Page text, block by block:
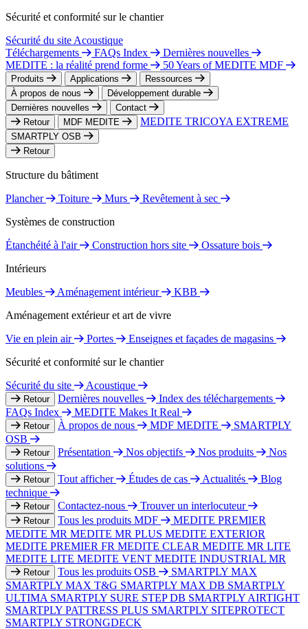
Sécurité et conformité sur le chantier
Sécurité du site Acoustique
Téléchargements
FAQs Index
Dernières nouvelles
MEDITE : la réalité prend forme
50 Years of MEDITE MDF
Produits Applications
Ressources
À propos de nous
Développement durable
Dernières nouvelles
Contact
Retour
MDF MEDITE MEDITE TRICOYA EXTREME
SMARTPLY OSB
Retour
Structure du bâtiment
Plancher
Toiture Murs
Revêtement à sec
Systèmes de construction
Étanchéité à l'air
Construction hors site
Ossature bois
Intérieurs
Meubles
Aménagement intérieur
KBB
Aménagement extérieur et art de vivre
Vie en plein air
Portes
Enseignes et façades de magasins
Sécurité et conformité sur le chantier
Sécurité du site
Acoustique
Retour Dernières nouvelles
Index des téléchargements
FAQs Index
MEDITE Makes It Real
Retour À propos de nous MDF MEDITE
SMARTPLY
OSB
Retour Présentation Nos objectifs Nos produits
Nos
solutions
Retour Tout afficher Études de cas Actualités
Blog
technique
Retour Contactez-nous Trouver un interlocuteur
Retour Tous les produits MDF
MEDITE PREMIER
MEDITE MR MEDITE MR PLUS MEDITE EXTERIOR
MEDITE PREMIER FR MEDITE CLEAR MEDITE MR LITE
MEDITE LITE MEDITE VENT MEDITE INDUSTRIAL MR
Retour Tous les produits OSB
SMARTPLY MAX
SMARTPLY MAX T&G SMARTPLY MAX DB SMARTPLY
ULTIMA SMARTPLY SURE STEP DB SMARTPLY AIRTIGHT
SMARTPLY PATTRESS PLUS SMARTPLY SITEPROTECT
SMARTPLY STRONGDECK